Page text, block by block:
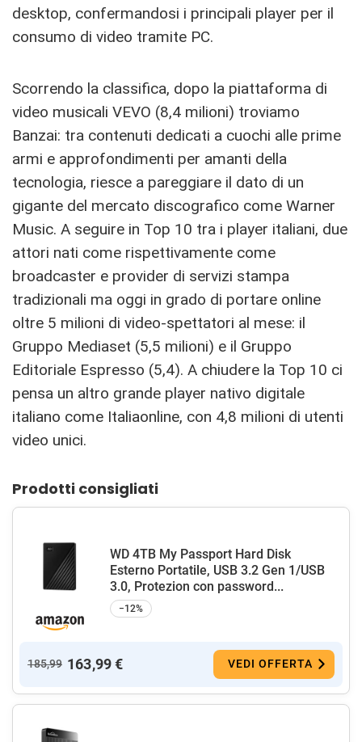
desktop, confermandosi i principali player per il
consumo di video tramite PC.
Scorrendo la classifica, dopo la piattaforma di
video musicali VEVO (8,4 milioni) troviamo
Banzai: tra contenuti dedicati a cuochi alle prime
armi e approfondimenti per amanti della
tecnologia, riesce a pareggiare il dato di un
gigante del mercato discografico come Warner
Music. A seguire in Top 10 tra i player italiani, due
attori nati come rispettivamente come
broadcaster e provider di servizi stampa
tradizionali ma oggi in grado di portare online
oltre 5 milioni di video-spettatori al mese: il
Gruppo Mediaset (5,5 milioni) e il Gruppo
Editoriale Espresso (5,4). A chiudere la Top 10 ci
pensa un altro grande player nativo digitale
italiano come Italiaonline, con 4,8 milioni di utenti
video unici.
Prodotti consigliati
WD 4TB My Passport Hard Disk
Esterno Portatile, USB 3.2 Gen 1/USB
3.0, Protezion con password...
−12%
185,99 163,99 € VEDI OFFERTA